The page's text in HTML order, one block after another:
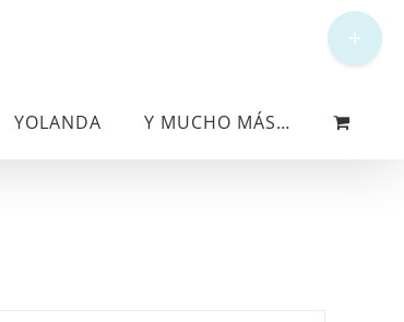
YOLANDA Y MUCHO MÁS…
Toggle
Sliding
Bar